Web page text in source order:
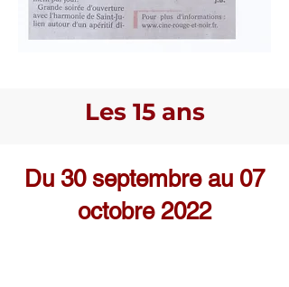
Les 15 ans
Du 30 septembre au 07
octobre 2022